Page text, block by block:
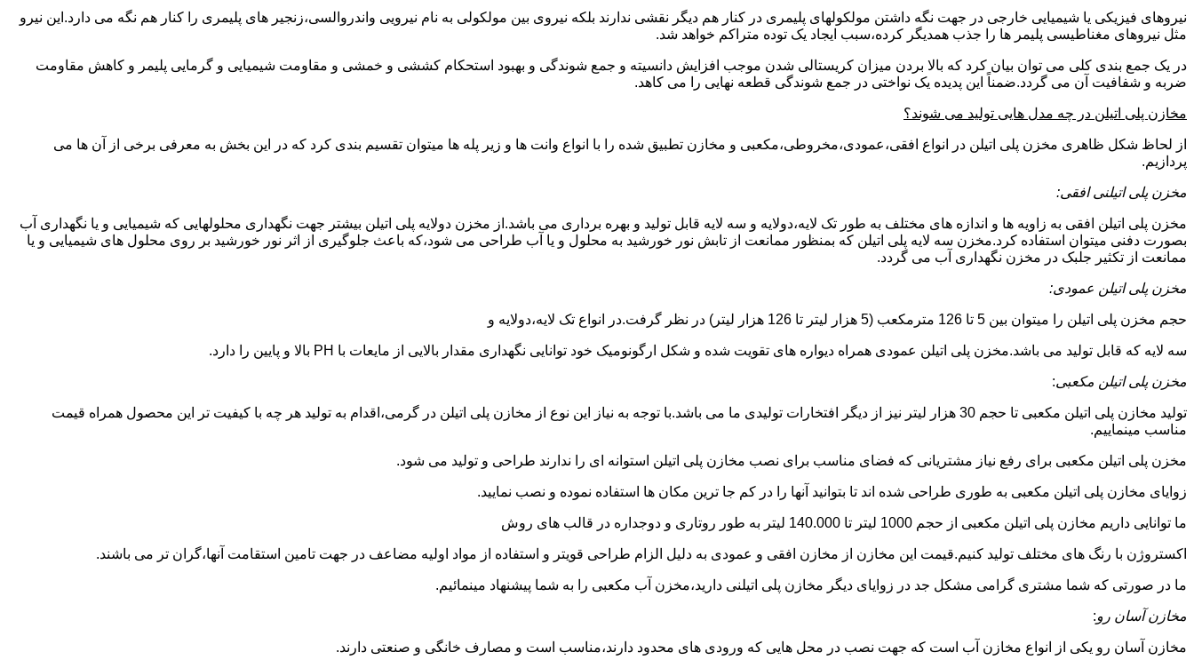
نیروهای فیزیکی یا شیمیایی خارجی در جهت نگه داشتن مولکولهای پلیمری در کنار هم دیگر نقشی ندارند بلکه نیروی بین مولکولی به نام نیرویی واندروالسی،زنجیر های پلیمری را کنار هم نگه می دارد.این نیرو
مثل نیروهای مغناطیسی پلیمر ها را جذب همدیگر کرده،سبب ایجاد یک توده متراکم خواهد شد.
در یک جمع بندی کلی می توان بیان کرد که بالا بردن میزان کریستالی شدن موجب افزایش دانسیته و جمع شوندگی و بهبود استحکام کششی و خمشی و مقاومت شیمیایی و گرمایی پلیمر و کاهش مقاومت
ضربه و شفافیت آن می گردد.ضمناً این پدیده یک نواختی در جمع شوندگی قطعه نهایی را می کاهد.
مخازن پلی اتیلن در چه مدل هایی تولید می شوند؟
از لحاظ شکل ظاهری مخزن پلی اتیلن در انواع افقی،عمودی،مخروطی،مکعبی و مخازن تطبیق شده را با انواع وانت ها و زیر پله ها میتوان تقسیم بندی کرد که در این بخش به معرفی برخی از آن ها می
پردازیم.
مخزن پلی اتیلنی افقی:
مخزن پلی اتیلن افقی به زاویه ها و اندازه های مختلف به طور تک لایه،دولایه و سه لایه قابل تولید و بهره برداری می باشد.از مخزن دولایه پلی اتیلن بیشتر جهت نگهداری محلولهایی که شیمیایی و یا نگهداری آب
بصورت دفنی میتوان استفاده کرد.مخزن سه لایه پلی اتیلن که بمنظور ممانعت از تابش نور خورشید به محلول و یا آب طراحی می شود،که باعث جلوگیری از اثر نور خورشید بر روی محلول های شیمیایی و یا
ممانعت از تکثیر جلبک در مخزن نگهداری آب می گردد.
مخزن پلی اتیلن عمودی:
حجم مخزن پلی اتیلن را میتوان بین 5 تا 126 مترمکعب (5 هزار لیتر تا 126 هزار لیتر) در نظر گرفت.در انواع تک لایه،دولایه و
سه لایه که قابل تولید می باشد.مخزن پلی اتیلن عمودی همراه دیواره های تقویت شده و شکل ارگونومیک خود توانایی نگهداری مقدار بالایی از مایعات با PH بالا و پایین را دارد.
مخزن پلی اتیلن مکعبی:
تولید مخازن پلی اتیلن مکعبی تا حجم 30 هزار لیتر نیز از دیگر افتخارات تولیدی ما می باشد.با توجه به نیاز این نوع از مخازن پلی اتیلن در گرمی،اقدام به تولید هر چه با کیفیت تر این محصول همراه قیمت
مناسب مینماییم.
مخزن پلی اتیلن مکعبی برای رفع نیاز مشتریانی که فضای مناسب برای نصب مخازن پلی اتیلن استوانه ای را ندارند طراحی و تولید می شود.
زوایای مخازن پلی اتیلن مکعبی به طوری طراحی شده اند تا بتوانید آنها را در کم جا ترین مکان ها استفاده نموده و نصب نمایید.
ما توانایی داریم مخازن پلی اتیلن مکعبی از حجم 1000 لیتر تا 140.000 لیتر به طور روتاری و دوجداره در قالب های روش
اکستروژن با رنگ های مختلف تولید کنیم.قیمت این مخازن از مخازن افقی و عمودی به دلیل الزام طراحی قویتر و استفاده از مواد اولیه مضاعف در جهت تامین استقامت آنها،گران تر می باشند.
ما در صورتی که شما مشتری گرامی مشکل جد در زوایای دیگر مخازن پلی اتیلنی دارید،مخزن آب مکعبی را به شما پیشنهاد مینمائیم.
مخازن آسان رو:
مخازن آسان رو یکی از انواع مخازن آب است که جهت نصب در محل هایی که ورودی های محدود دارند،مناسب است و مصارف خانگی و صنعتی دارند.